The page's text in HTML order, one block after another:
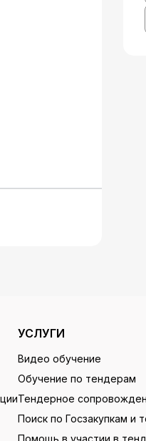
УСЛУГИ
Видео обучение
Обучение по тендерам
Тендерное
Поиск по Госзакупкам и
Помощь в участии в